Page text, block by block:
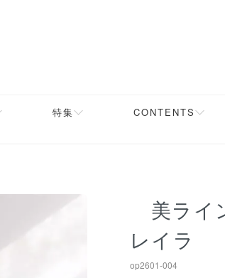
特集 CONTENTS
美ライ
レイラ
op2601-004